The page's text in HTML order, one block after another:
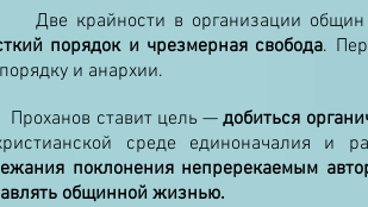
крайности в организации общин
порядок и чрезмерная свобода.
и анархии.
ставит цель —добиться
среде единоначалия и
поклонения непререкаемым
общинной жизнью.